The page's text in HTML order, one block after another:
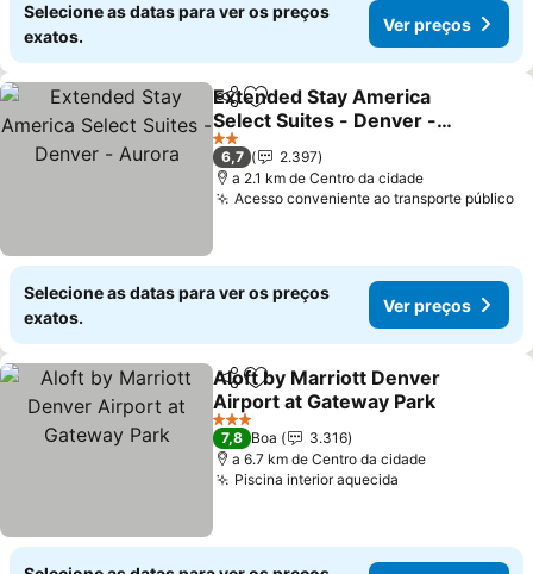
Selecione as datas para ver os preços
exatos.
Ver preços
PartilharAdicionar aos favoritos
Extended Stay America
Select Suites - Denver -
Aurora
2 Estrelas
6,7
2.397
a 2.1 km de Centro da cidade
Acesso conveniente ao transporte público
Selecione as datas para ver os preços
exatos.
Ver preços
PartilharAdicionar aos favoritos
Aloft by Marriott Denver
Airport at Gateway Park
3 Estrelas
7,8 Boa
3.316
a 6.7 km de Centro da cidade
Piscina interior aquecida